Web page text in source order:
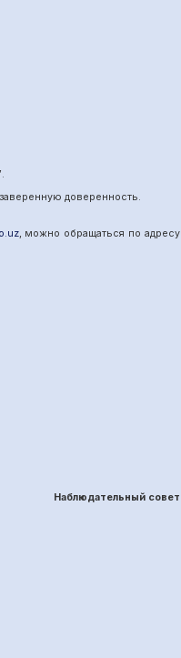
.
доверенность.
.uz, можно обращаться по адресу
Наблюдательный совет